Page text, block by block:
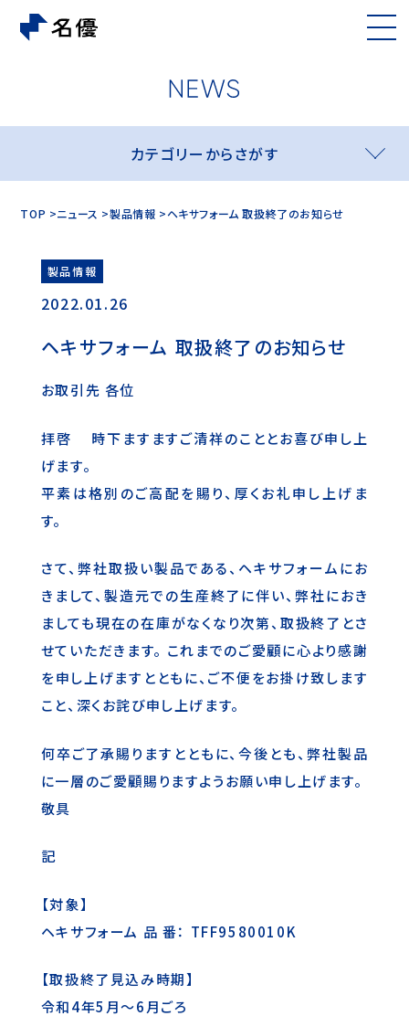
カテゴリーからさがす
TOP ニュース 製品情報 ヘキサフォーム 取扱終了のお知らせ
製品情報
2022.01.26
ヘキサフォーム 取扱終了のお知らせ
お取引先 各位
拝啓 時下ますますご清祥のこととお喜び申し上
げます。
平素は格別のご高配を賜り、厚くお礼申し上げま
す。
さて、弊社取扱い製品である、ヘキサフォームにお
きまして、製造元での生産終了に伴い、弊社におき
ましても現在の在庫がなくなり次第、取扱終了とさ
せていただきます。 これまでのご愛顧に心より感謝
を申し上げますとともに、ご不便をお掛け致します
こと、深くお詫び申し上げます。
何卒ご了承賜りますとともに、今後とも、弊社製品
に一層のご愛顧賜りますようお願い申し上げます。
敬具
記
【対象】
ヘキサフォーム 品 番： TFF9580010K
【取扱終了見込み時期】
令和4年5月～6月ごろ